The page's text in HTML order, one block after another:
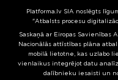
Platforma.lv SIA noslēgts
"Atbalsts procesu
Saskaņā ar Eiropas Savienības
Nacionālās attīstības plāna
mobilā lietotne, kas uzlabo
vienlaikus integrējot datu
dalībnieku iesaisti un